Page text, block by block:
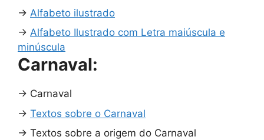
→ Alfabeto ilustrado
→ Alfabeto Ilustrado com Letra maiúscula e
minúscula
Carnaval:
→ Carnaval
→ Textos sobre o Carnaval
→ Textos sobre a origem do Carnaval